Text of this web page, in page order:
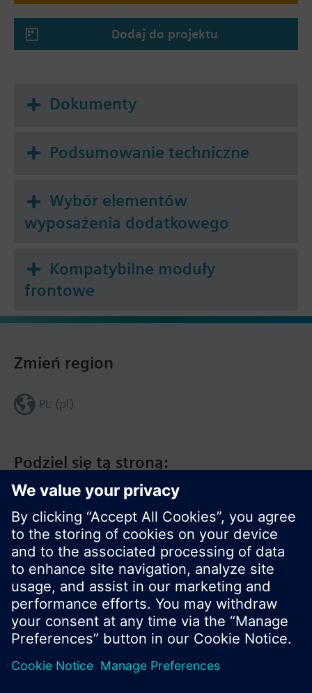
Dodaj do projektu
Dokumenty
Podsumowanie techniczne
Wybór elementów
wyposażenia dodatkowego
Kompatybilne moduły
frontowe
Podziel się tą stroną:
Zmień region
PL (pl)
© Siemens Switzerland Ltd. 2020
Zakres produktów i ceny mogą się różnić w